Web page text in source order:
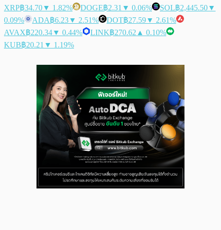
XRP฿34.70▼ 1.82% DOGE฿2.31 ▼ 0.06% SOL฿2,445.50▼
0.09%
ADA฿6.23▼ 2.51% DOT฿27.59▼ 2.61%
AVAX฿220.34▼ 0.44% LINK฿270.62 ▲ 0.10%
KUB฿20.21 ▼ 1.19%